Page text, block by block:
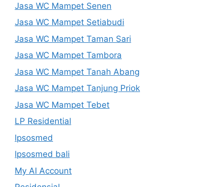
Jasa WC Mampet Senen
Jasa WC Mampet Setiabudi
Jasa WC Mampet Taman Sari
Jasa WC Mampet Tambora
Jasa WC Mampet Tanah Abang
Jasa WC Mampet Tanjung Priok
Jasa WC Mampet Tebet
LP Residential
lpsosmed
lpsosmed bali
My AI Account